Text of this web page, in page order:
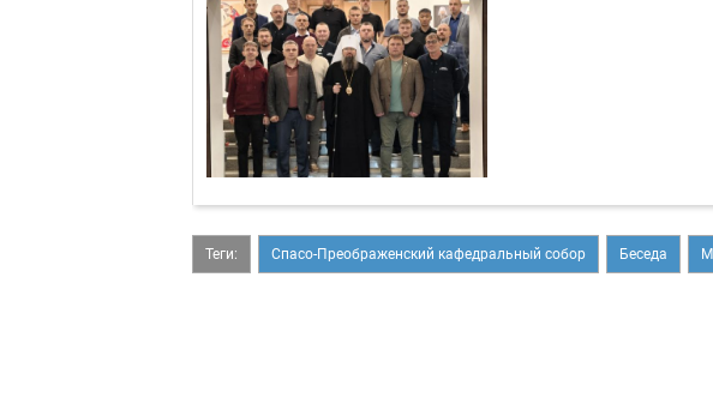
Теги: Спасо-Преображенский кафедральный собор Беседа